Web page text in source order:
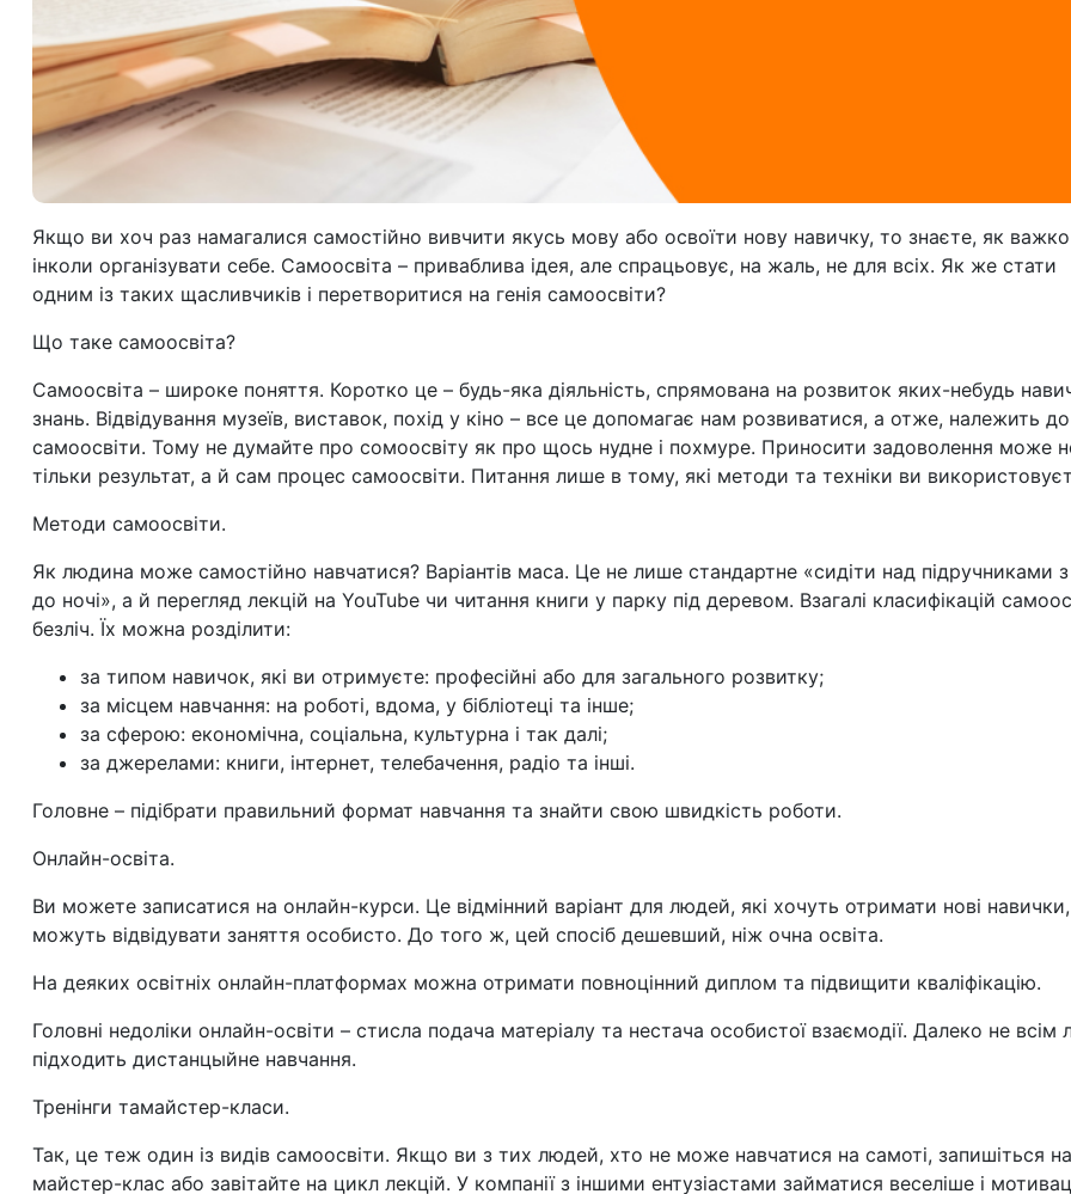
Якщо ви хоч раз намагалися самостійно вивчити якусь мову або освоїти нову навичку, то знаєте, як важко
інколи організувати себе. Самоосвіта – приваблива ідея, але спрацьовує, на жаль, не для всіх. Як же стати
одним із таких щасливчиків і перетворитися на генія самоосвіти?
Що таке самоосвіта?
Самоосвіта – широке поняття. Коротко це – будь-яка діяльність, спрямована на розвиток яких-небудь
знань. Відвідування музеїв, виставок, похід у кіно – все це допомагає нам розвиватися, а отже, належить до
самоосвіти. Тому не думайте про сомоосвіту як про щось нудне і похмуре. Приносити задоволення може
тільки результат, а й сам процес самоосвіти. Питання лише в тому, які методи та техніки ви
Методи самоосвіти.
Як людина може самостійно навчатися? Варіантів маса. Це не лише стандартне «сидіти над підручниками
до ночі», а й перегляд лекцій на YouTube чи читання книги у парку під деревом. Взагалі класифікацій
безліч. Їх можна розділити:
за типом навичок, які ви отримуєте: професійні або для загального розвитку;
за місцем навчання: на роботі, вдома, у бібліотеці та інше;
за сферою: економічна, соціальна, культурна і так далі;
за джерелами: книги, інтернет, телебачення, радіо та інші.
Головне – підібрати правильний формат навчання та знайти свою швидкість роботи.
Онлайн-освіта.
Ви можете записатися на онлайн-курси. Це відмінний варіант для людей, які хочуть отримати нові
можуть відвідувати заняття особисто. До того ж, цей спосіб дешевший, ніж очна освіта.
На деяких освітніх онлайн-платформах можна отримати повноцінний диплом та підвищити кваліфікацію.
Головні недоліки онлайн-освіти – стисла подача матеріалу та нестача особистої взаємодії. Далеко не всім
підходить дистанцыйне навчання.
Тренінги тамайстер-класи.
Так, це теж один із видів самоосвіти. Якщо ви з тих людей, хто не може навчатися на самоті, запишіться на
майстер-клас або завітайте на цикл лекцій. У компанії з іншими ентузіастами займатися веселіше і